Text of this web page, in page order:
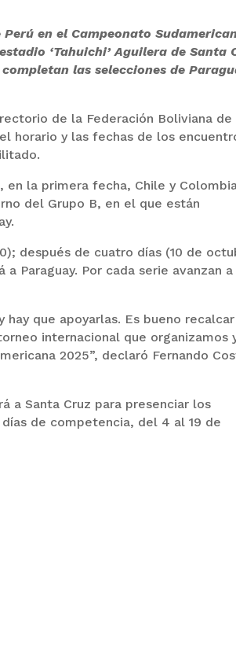
en el Campeonato
‘Tahuichi’ Aguilera de Santa
las selecciones de
de la Federación Boliviana de
horario y las fechas de los
en la primera fecha, Chile y
del Grupo B, en el que están
después de cuatro días (10 de
Paraguay. Por cada serie avanzan
que apoyarlas. Es bueno
internacional que organizamos
2025”, declaró Fernando
a Santa Cruz para presenciar los
de competencia, del 4 al 19 de